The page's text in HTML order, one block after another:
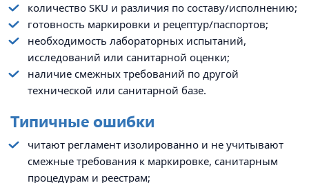
количество SKU и различия по составу/исполнению;
готовность маркировки и рецептур/паспортов;
необходимость лабораторных испытаний,
исследований или санитарной оценки;
наличие смежных требований по другой
технической или санитарной базе.
Типичные ошибки
читают регламент изолированно и не учитывают
смежные требования к маркировке, санитарным
процедурам и реестрам;